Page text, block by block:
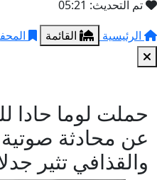
تم التحديث: 05:21
الرئيسية
القائمة
حملت لوما حادا
عن محادثة صوتية
والقذافي تثير